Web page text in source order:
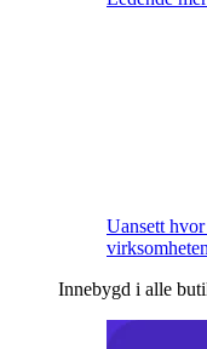
Uansett
Innebygd i alle